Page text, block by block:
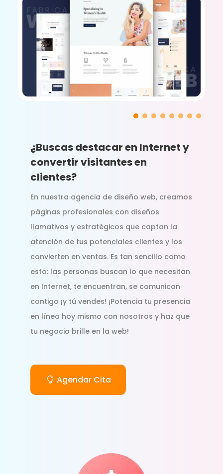
¿Buscas destacar en Internet y
convertir visitantes en
clientes?
En nuestra agencia de diseño web, creamos
páginas profesionales con diseños
llamativos y estratégicos que captan la
atención de tus potenciales clientes y los
convierten en ventas. Es tan sencillo como
esto: las personas buscan lo que necesitan
en Internet, te encuentran, se comunican
contigo ¡y tú vendes! ¡Potencia tu presencia
en línea hoy mismo con nosotros y haz que
tu negocio brille en la web!
Agendar Cita